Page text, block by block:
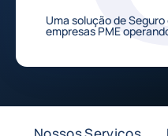
Uma solução de
empresas PME